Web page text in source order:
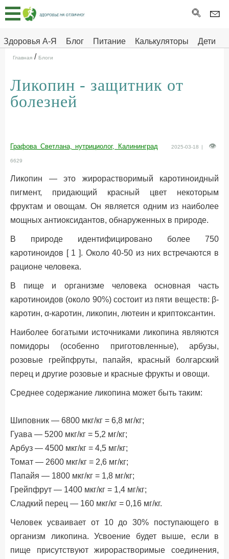
Здоровья А-Я Блог Питание Калькуляторы
Дети
Главная
Тесты
Про
ДЕТЯМ
Главная / Блоги
Ликопин - защитник от
болезней
Графова Светлана, нутрициолог, Калининград 2025-03-18 |
6629
Ликопин — это жирорастворимый каротиноидный
пигмент, придающий красный цвет некоторым
фруктам и овощам. Он является одним из наиболее
мощных антиоксидантов, обнаруженных в природе.
В природе идентифицировано более 750
каротиноидов [ 1 ]. Около 40-50 из них встречаются в
рационе человека.
В пище и организме человека основная часть
каротиноидов (около 90%) состоит из пяти веществ: β-
каротин, α-каротин, ликопин, лютеин и криптоксантин.
Наиболее богатыми источниками ликопина являются
помидоры (особенно приготовленные), арбузы,
розовые грейпфруты, папайя, красный болгарский
перец и другие розовые и красные фрукты и овощи.
Среднее содержание ликопина может быть таким:
Шиповник — 6800 мкг/кг = 6,8 мг/кг;
Гуава — 5200 мкг/кг = 5,2 мг/кг;
Арбуз — 4500 мкг/кг = 4,5 мг/кг;
Томат — 2600 мкг/кг = 2,6 мг/кг;
Папайя — 1800 мкг/кг = 1,8 мг/кг;
Грейпфрут — 1400 мкг/кг = 1,4 мг/кг;
Сладкий перец — 160 мкг/кг = 0,16 мг/кг.
Человек усваивает от 10 до 30% поступающего в
организм ликопина. Усвоение будет выше, если в
пище присутствуют жирорастворимые соединения,